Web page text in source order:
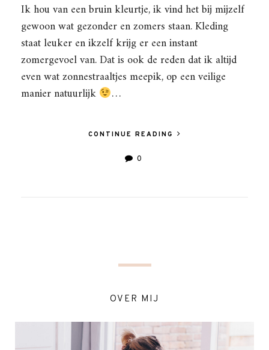
Ik hou van een bruin kleurtje, ik vind het bij mijzelf
gewoon wat gezonder en zomers staan. Kleding
staat leuker en ikzelf krijg er een instant
zomergevoel van. Dat is ook de reden dat ik altijd
even wat zonnestraaltjes meepik, op een veilige
manier natuurlijk
…
CONTINUE READING
0
OVER MIJ